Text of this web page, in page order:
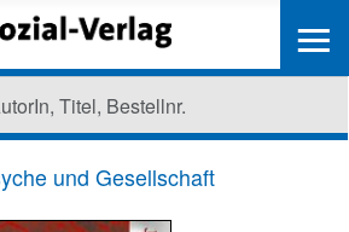
und Gesellschaft
≡